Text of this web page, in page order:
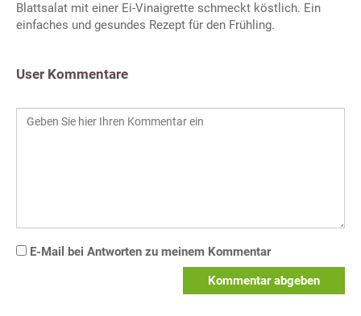
Blattsalat mit einer Ei-Vinaigrette schmeckt köstlich. Ein
einfaches und gesundes Rezept für den Frühling.
User Kommentare
E-Mail bei Antworten zu meinem Kommentar
Kommentar abgeben